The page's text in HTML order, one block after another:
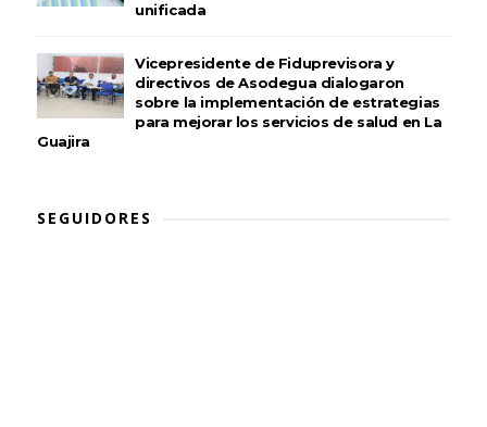
unificada
Vicepresidente de Fiduprevisora y
directivos de Asodegua dialogaron
sobre la implementación de estrategias
para mejorar los servicios de salud en La
Guajira
SEGUIDORES